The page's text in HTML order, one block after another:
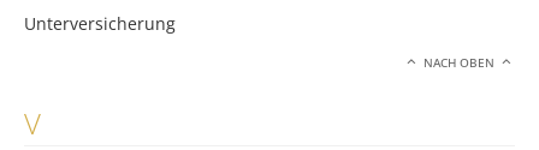
Unterversicherung
NACH OBEN
V